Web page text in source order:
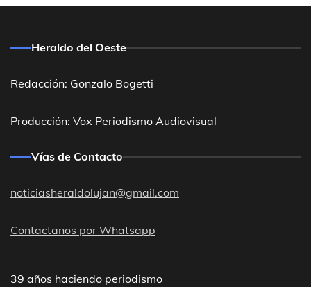
Heraldo del Oeste
Redacción: Gonzalo Bogetti
Producción: Vox Periodismo Audiovisual
Vías de Contacto
noticiasheraldolujan@gmail.com
Contactanos por Whatsapp
39 años haciendo periodismo